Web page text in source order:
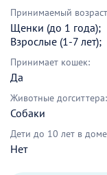
Принимаемый
Щенки (до 1 года);
Взрослые (1-7 лет);
Принимает кошек:
Да
Животные догситтера:
Собаки
Дети до 10 лет в
Нет